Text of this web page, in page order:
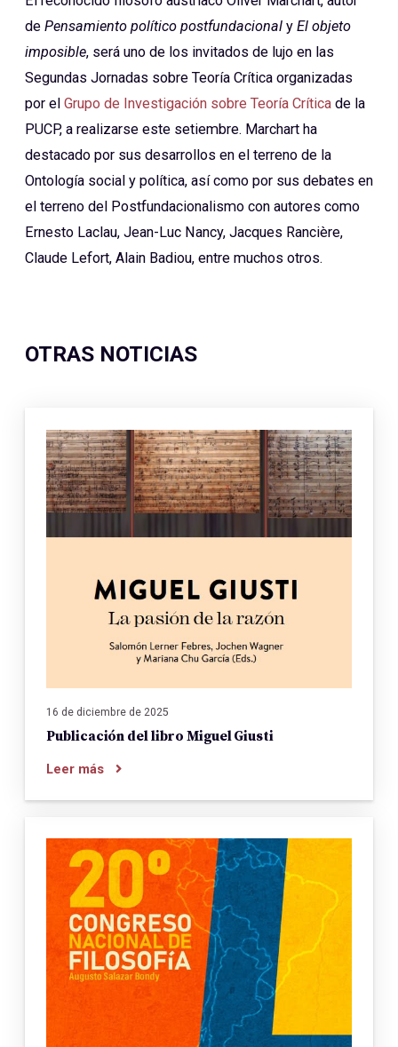
de Pensamiento político postfundacional y El objeto
imposible, será uno de los invitados de lujo en las
Segundas Jornadas sobre Teoría Crítica organizadas
por el Grupo de Investigación sobre Teoría Crítica de la
PUCP, a realizarse este setiembre. Marchart ha
destacado por sus desarrollos en el terreno de la
Ontología social y política, así como por sus debates en
el terreno del Postfundacionalismo con autores como
Ernesto Laclau, Jean-Luc Nancy, Jacques Rancière,
Claude Lefort, Alain Badiou, entre muchos otros.
OTRAS NOTICIAS
16 de diciembre de 2025
Publicación del libro Miguel Giusti
Leer más